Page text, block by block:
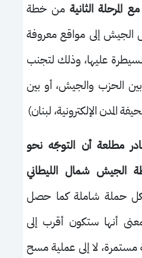
المرحلة الثانيةمن خطة
الجيش إلى مواقع معروفة
عليها، وذلك لتجنب
الحزب والجيش، أو بين
المدن الإلكترونية، لبنان)
مطلعة أن التوجّه نحو
الجيش شمال الليطاني
حملة شاملة كما حصل
أنها ستكون أقرب إلى
مستمرة، لا إلى عملية مسح